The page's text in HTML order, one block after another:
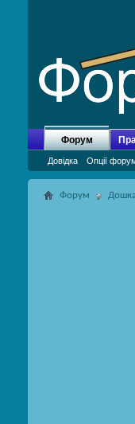
Форум
Довідка Опції
Форум